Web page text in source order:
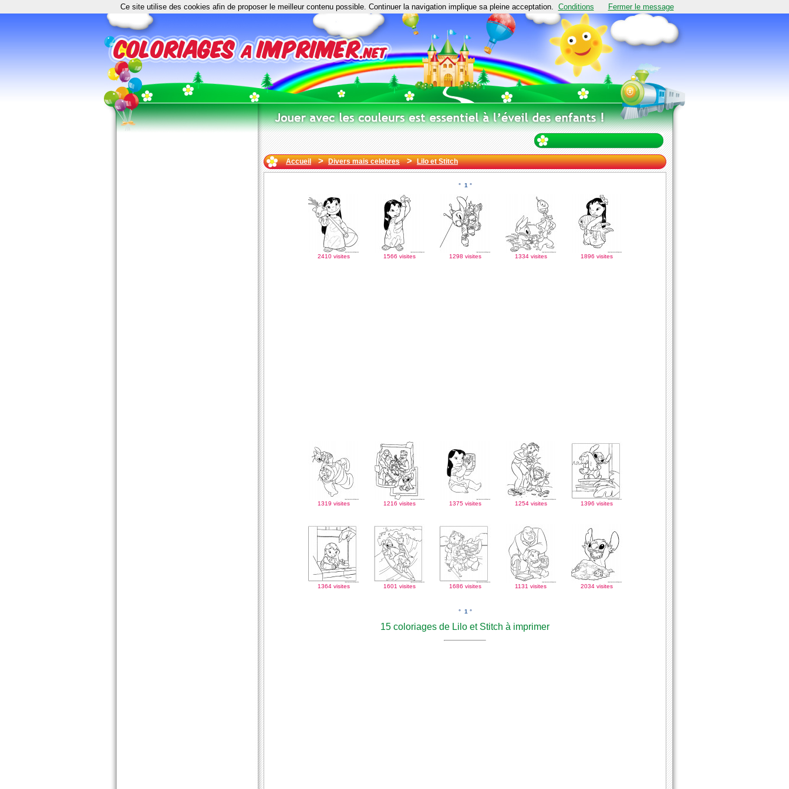
Accueil>Divers mais celebres>Lilo et Stitch
° 1 °
2410 visites 1566 visites 1298 visites 1334 visites 1896 visites
1319 visites 1216 visites 1375 visites 1254 visites 1396 visites
1364 visites 1601 visites 1686 visites 1131 visites 2034 visites
° 1 °
15 coloriages de Lilo et Stitch à imprimer
Ce site utilise des cookies afin de proposer le meilleur contenu possible. Continuer la navigation implique sa pleine acceptation. Conditions Fermer le message